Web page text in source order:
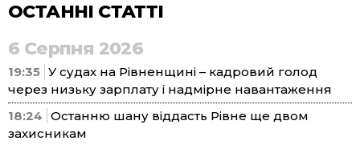
ОСТАННІ СТАТТІ
6 Серпня 2026
19:35 У судах на Рівненщині – кадровий голод
через низьку зарплату і надмірне навантаження
18:24 Останню шану віддасть Рівне ще двом
захисникам